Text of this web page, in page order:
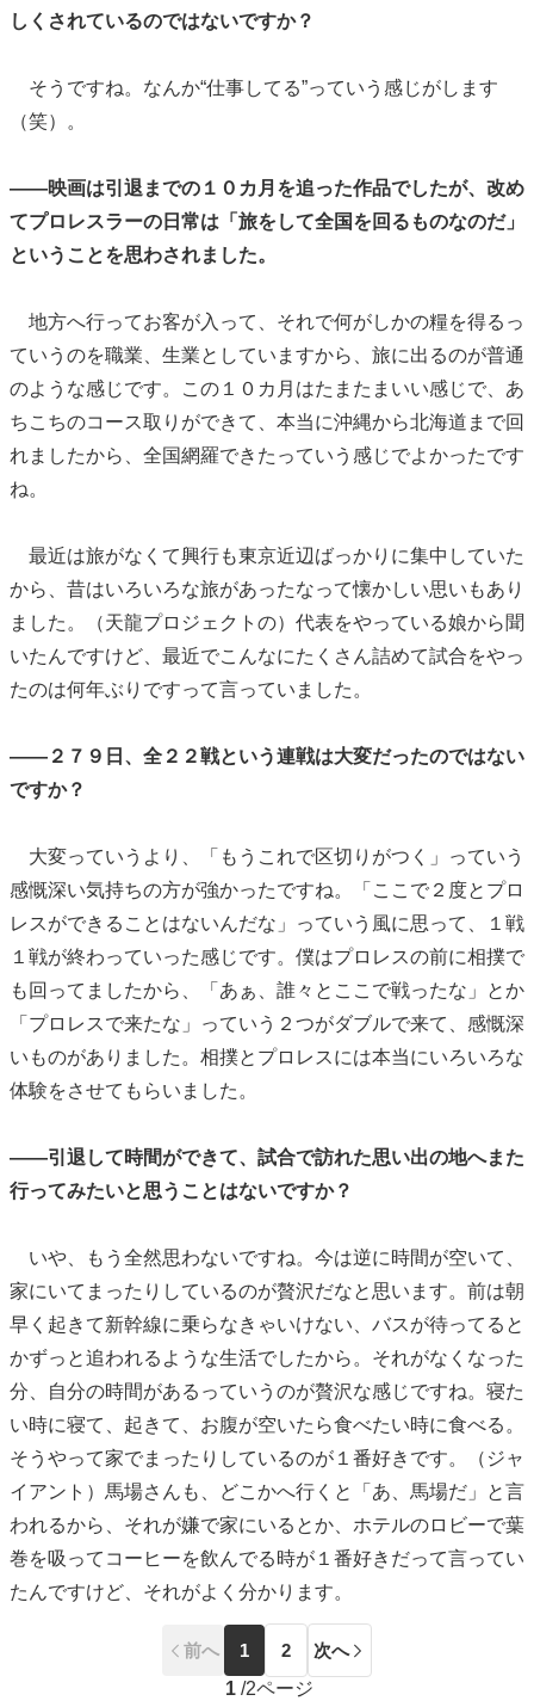
しくされているのではないですか？
そうですね。なんか“仕事してる”っていう感じがします
（笑）。
――映画は引退までの１０カ月を追った作品でしたが、改め
てプロレスラーの日常は「旅をして全国を回るものなのだ」
ということを思わされました。
地方へ行ってお客が入って、それで何がしかの糧を得るっ
ていうのを職業、生業としていますから、旅に出るのが普通
のような感じです。この１０カ月はたまたまいい感じで、あ
ちこちのコース取りができて、本当に沖縄から北海道まで回
れましたから、全国網羅できたっていう感じでよかったです
ね。
最近は旅がなくて興行も東京近辺ばっかりに集中していた
から、昔はいろいろな旅があったなって懐かしい思いもあり
ました。（天龍プロジェクトの）代表をやっている娘から聞
いたんですけど、最近でこんなにたくさん詰めて試合をやっ
たのは何年ぶりですって言っていました。
――２７９日、全２２戦という連戦は大変だったのではない
ですか？
大変っていうより、「もうこれで区切りがつく」っていう
感慨深い気持ちの方が強かったですね。「ここで２度とプロ
レスができることはないんだな」っていう風に思って、１戦
１戦が終わっていった感じです。僕はプロレスの前に相撲で
も回ってましたから、「あぁ、誰々とここで戦ったな」とか
「プロレスで来たな」っていう２つがダブルで来て、感慨深
いものがありました。相撲とプロレスには本当にいろいろな
体験をさせてもらいました。
――引退して時間ができて、試合で訪れた思い出の地へまた
行ってみたいと思うことはないですか？
いや、もう全然思わないですね。今は逆に時間が空いて、
家にいてまったりしているのが贅沢だなと思います。前は朝
早く起きて新幹線に乗らなきゃいけない、バスが待ってると
かずっと追われるような生活でしたから。それがなくなった
分、自分の時間があるっていうのが贅沢な感じですね。寝た
い時に寝て、起きて、お腹が空いたら食べたい時に食べる。
そうやって家でまったりしているのが１番好きです。（ジャ
イアント）馬場さんも、どこかへ行くと「あ、馬場だ」と言
われるから、それが嫌で家にいるとか、ホテルのロビーで葉
巻を吸ってコーヒーを飲んでる時が１番好きだって言ってい
たんですけど、それがよく分かります。
前へ 1 2
次へ
1 /2ページ